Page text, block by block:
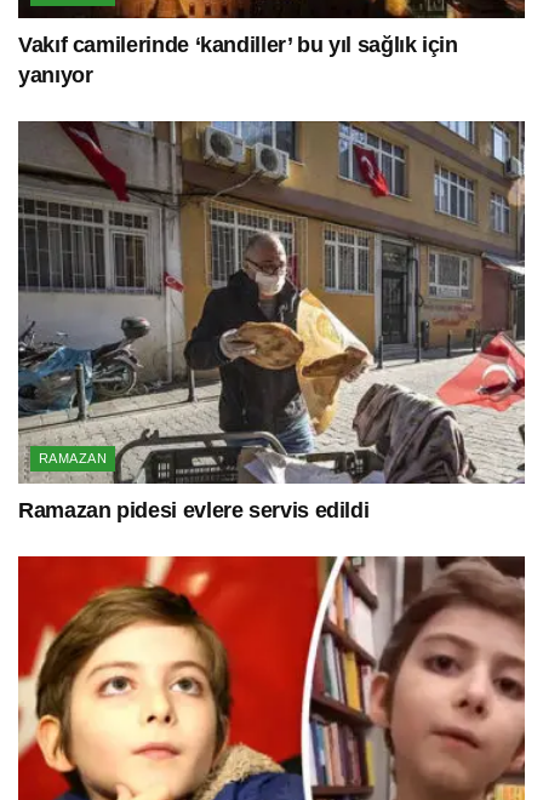
Vakıf camilerinde ‘kandiller’ bu yıl sağlık için
yanıyor
RAMAZAN
Ramazan pidesi evlere servis edildi